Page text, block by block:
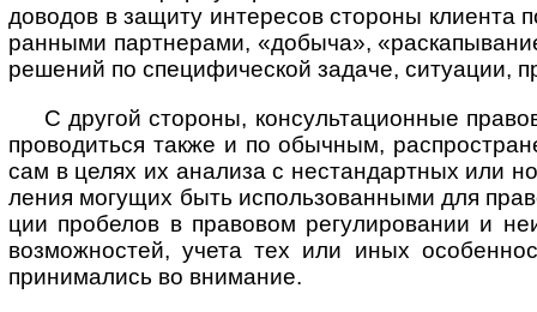
дово­дов в защиту инте­ре­сов сто­роны кли­ента
ран­ными парт­не­рами, «добыча»,
реше­ний по спе­ци­фи­чес­кой задаче, ситу­а­ции,
С другой стороны, консультационные
про­во­ди­ться также и по обыч­ным,
сам в целях их ана­лиза с нестан­дарт­ных или
ле­ния могу­щих быть испо­ль­зо­ван­ными для
ции про­бе­лов в пра­во­вом регу­ли­ро­ва­нии и
воз­мож­нос­тей, учета тех или иных
при­ни­ма­лись во вни­мание.